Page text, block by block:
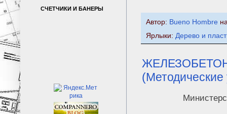
Автор: Bueno Hombre
Ярлыки: Дерево и
СЧЕТЧИКИ И БАНЕРЫ